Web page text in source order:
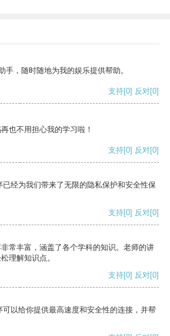
手，随时随地为我的娱乐提供帮助。
支持[0] 反对[0]
也不用担心我的学习啦！
支持[0] 反对[0]
经为我们带来了无限的隐私保护和安全性保
支持[0] 反对[0]
常丰富，涵盖了各个学科的知识。老师的讲
理解知识点。
支持[0] 反对[0]
以给你提供最高速度和安全性的连接，并帮